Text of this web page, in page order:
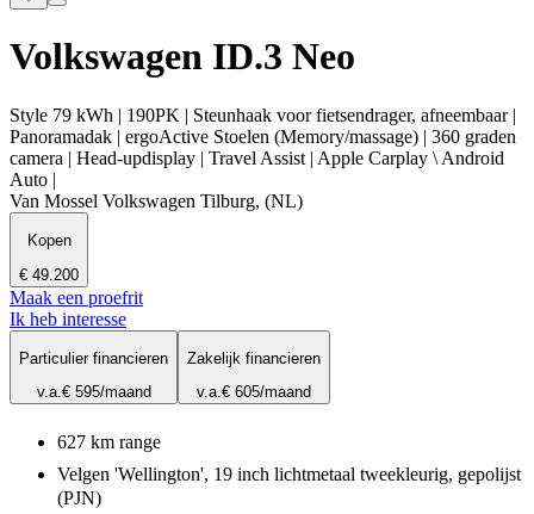
Volkswagen ID.3 Neo
Style 79 kWh | 190PK | Steunhaak voor fietsendrager, afneembaar |
Panoramadak | ergoActive Stoelen (Memory/massage) | 360 graden
camera | Head-updisplay | Travel Assist | Apple Carplay \ Android
Auto |
Van Mossel Volkswagen Tilburg, (NL)
Kopen
€ 49.200
Maak een proefrit
Ik heb interesse
Particulier financieren
v.a.€ 595/maand
Zakelijk financieren
v.a.€ 605/maand
627 km range
Velgen 'Wellington', 19 inch lichtmetaal tweekleurig, gepolijst
(PJN)